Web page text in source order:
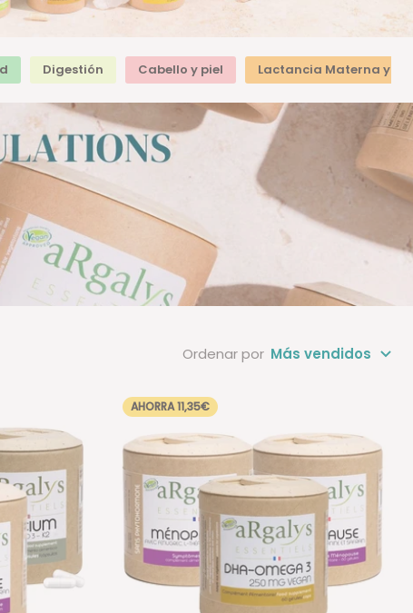
Digestión Cabello y piel Lactancia Materna y
Ordenar por Más vendidos
AHORRA 11,35€